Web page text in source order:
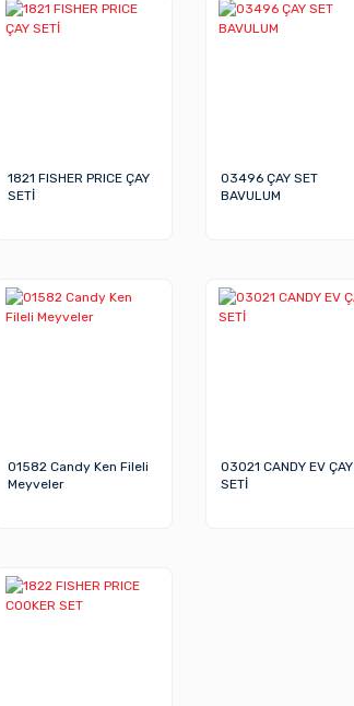
1821 FISHER PRICE ÇAY
SETİ
03496 ÇAY SET
BAVULUM
01582 Candy Ken Fileli
Meyveler
03021 CANDY EV ÇAY
SETİ